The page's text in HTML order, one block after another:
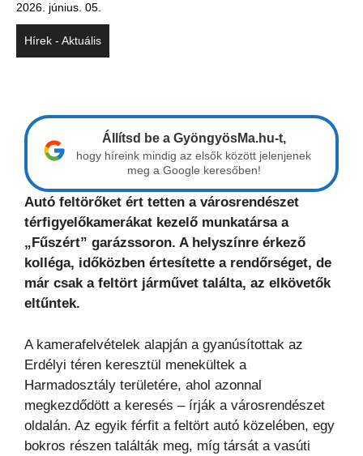
2026. június. 05.
Hírek - Aktuális
Állítsd be a GyöngyösMa.hu-t,
hogy híreink mindig az elsők között jelenjenek
meg a Google keresőben!
Autó feltörőket ért tetten a városrendészet
térfigyelőkamerákat kezelő munkatársa a
„Fűszért” garázssoron. A helyszínre érkező
kolléga, időközben értesítette a rendőrséget, de
már csak a feltört járművet találta, az elkövetők
eltűntek.
A kamerafelvételek alapján a gyanúsítottak az
Erdélyi téren keresztül menekültek a
Harmadosztály területére, ahol azonnal
megkezdődött a keresés – írják a városrendészet
oldalán. Az egyik férfit a feltört autó közelében, egy
bokros részen találták meg, míg társát a vasúti